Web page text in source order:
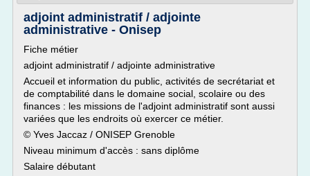
adjoint administratif / adjointe
administrative - Onisep
Fiche métier
adjoint administratif / adjointe administrative
Accueil et information du public, activités de secrétariat et
de comptabilité dans le domaine social, scolaire ou des
finances : les missions de l'adjoint administratif sont aussi
variées que les endroits où exercer ce métier.
© Yves Jaccaz / ONISEP Grenoble
Niveau minimum d'accès : sans diplôme
Salaire débutant